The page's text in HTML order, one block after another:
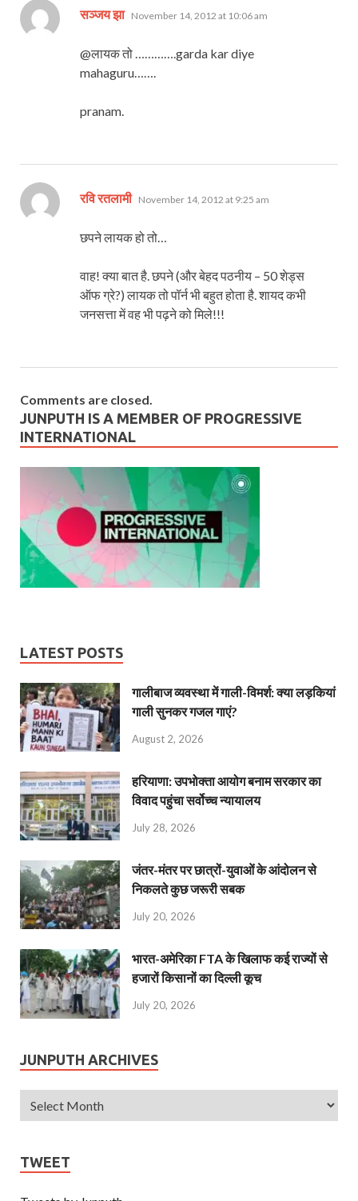
सञ्जय झा says:
November 14, 2012 at 10:06 am
@लायक तो ………….garda kar diye
mahaguru…….
pranam.
रवि रतलामी says:
November 14, 2012 at 9:25 am
छपने लायक हो तो…
वाह! क्या बात है. छपने (और बेहद पठनीय – 50 शेड्स
ऑफ ग्रे?) लायक तो पॉर्न भी बहुत होता है. शायद कभी
जनसत्ता में वह भी पढ़ने को मिले!!!
Comments are closed.
JUNPUTH IS A MEMBER OF PROGRESSIVE
INTERNATIONAL
LATEST POSTS
गालीबाज व्‍यवस्‍था में गाली-विमर्श: क्या लड़कियां
गाली सुनकर गजल गाएं?
August 2, 2026
हरियाणा: उपभोक्ता आयोग बनाम सरकार का
विवाद पहुंचा सर्वोच्च न्यायालय
July 28, 2026
जंतर-मंतर पर छात्रों-युवाओं के आंदोलन से
निकलते कुछ जरूरी सबक
July 20, 2026
भारत-अमेरिका FTA के खिलाफ कई राज्यों से
हजारों किसानों का दिल्ली कूच
July 20, 2026
JUNPUTH ARCHIVES
TWEET